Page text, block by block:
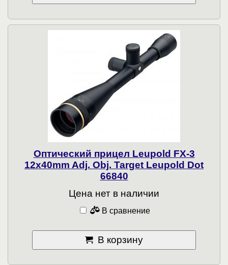
Оптический прицел Leupold FX-3
12x40mm Adj. Obj. Target Leupold Dot
66840
Цена нет в наличии
В сравнение
В корзину